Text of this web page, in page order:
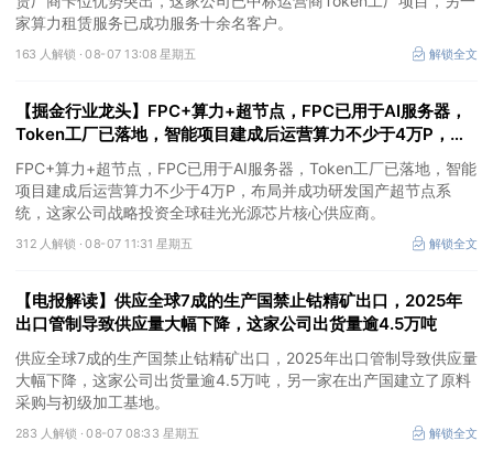
家算力租赁服务已成功服务十余名客户。
163 人解锁 ·08-07 13:08 星期五 解锁全文
【掘金行业龙头】FPC+算力+超节点，FPC已用于AI服务器，
Token工厂已落地，智能项目建成后运营算力不少于4万P，这
家公司布局并成功研发国产超节点系统
FPC+算力+超节点，FPC已用于AI服务器，Token工厂已落地，智能
项目建成后运营算力不少于4万P，布局并成功研发国产超节点系
统，这家公司战略投资全球硅光光源芯片核心供应商。
312 人解锁 ·08-07 11:31 星期五 解锁全文
【电报解读】供应全球7成的生产国禁止钴精矿出口，2025年
出口管制导致供应量大幅下降，这家公司出货量逾4.5万吨
供应全球7成的生产国禁止钴精矿出口，2025年出口管制导致供应量
大幅下降，这家公司出货量逾4.5万吨，另一家在出产国建立了原料
采购与初级加工基地。
283 人解锁 ·08-07 08:33 星期五 解锁全文